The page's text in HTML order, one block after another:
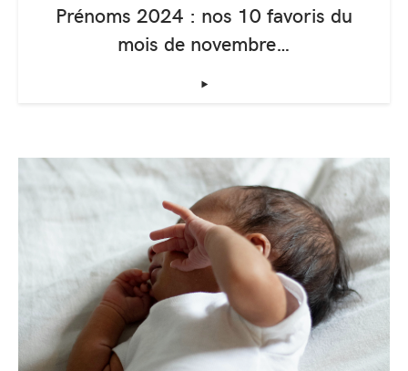
Prénoms 2024 : nos 10 favoris du
mois de novembre…
‣